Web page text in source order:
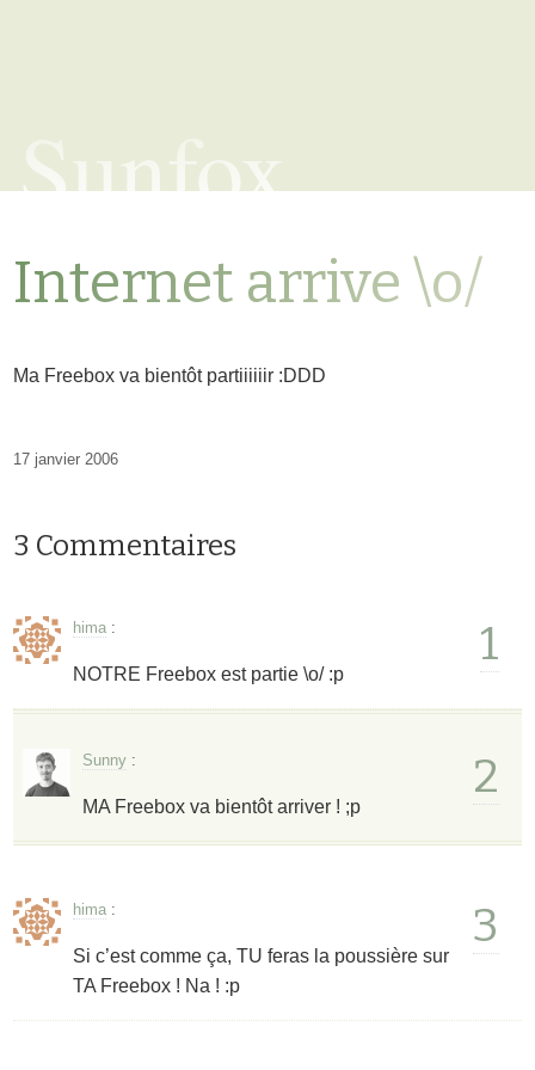
Sunfox
Internet arrive \o/
Ma Freebox va bientôt partiiiiiir :DDD
17 janvier 2006
3 Commentaires
1
hima :
NOTRE Freebox est partie \o/ :p
2
Sunny :
MA Freebox va bientôt arriver ! ;p
3
hima :
Si c’est comme ça, TU feras la poussière sur
TA Freebox ! Na ! :p